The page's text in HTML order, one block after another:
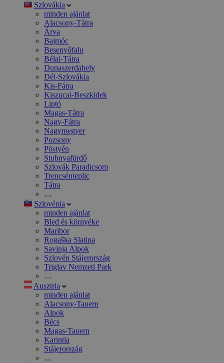
Szlovákia
minden ajánlat
Alacsony-Tátra
Árva
Bajmóc
Besenyőfalu
Bélai-Tátra
Dunaszerdahely
Dél-Szlovákia
Kis-Fátra
Kiszucai-Beszkidek
Liptó
Magas-Tátra
Nagy-Fátra
Nagymegyer
Pozsony
Pöstyén
Stubnyafürdő
Szlovák Paradicsom
Trencsénteplic
Tátra
…
Szlovénia
minden ajánlat
Bled és környéke
Maribor
Rogaška Slatina
Savinja Alpok
Szlovén Stájerország
Triglav Nemzeti Park
…
Ausztria
minden ajánlat
Alacsony-Tauern
Alpok
Bécs
Magas-Tauern
Karintia
Stájerország
…